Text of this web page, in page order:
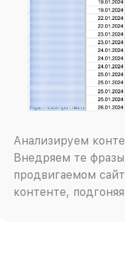
Анализируем
Внедряем те
продвигаемом
контенте,